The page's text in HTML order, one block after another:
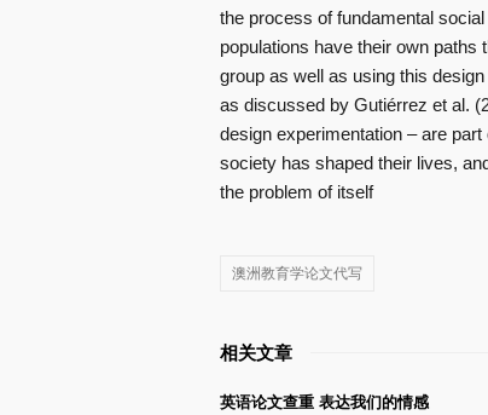
the process of fundamental
populations have their own paths
group as well as using this
as discussed by Gutiérrez et al.
design experimentation – are
society has shaped their lives,
the problem of itself
澳洲教育学论文代写
相关文章
英语论文查重 表达我们的情感